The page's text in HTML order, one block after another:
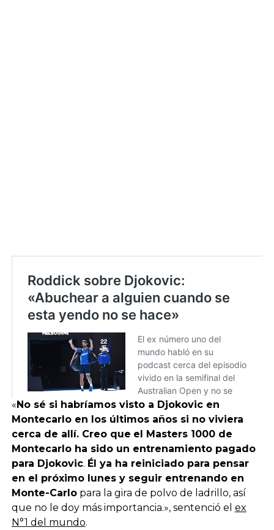
«No sé si habríamos visto a Djokovic en
Montecarlo en los últimos años si no viviera
cerca de allí. Creo que el Masters 1000 de
Montecarlo ha sido un entrenamiento pagado
para Djokovic. Él ya ha reiniciado para pensar
en el próximo lunes y seguir entrenando en
Monte-Carlopara la gira de polvo de ladrillo, así
que no le doy más importancia.», sentenció el ex
N°1 del mundo.